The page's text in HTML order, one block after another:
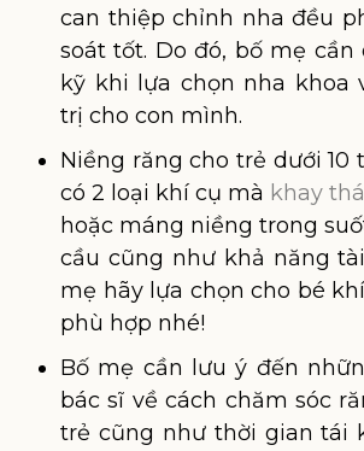
can thiệp chỉnh nha đều
soát tốt. Do đó, bố mẹ
kỹ khi lựa chọn nha khoa
trị cho con mình.
Niềng răng cho trẻ dưới 10
có 2 loại khí cụ mà khay
hoặc máng niềng trong
cầu cũng như khả năng
mẹ hãy lựa chọn cho bé
phù hợp nhé!
Bố mẹ cần lưu ý đến
bác sĩ về cách chăm sóc
trẻ cũng như thời gian tái